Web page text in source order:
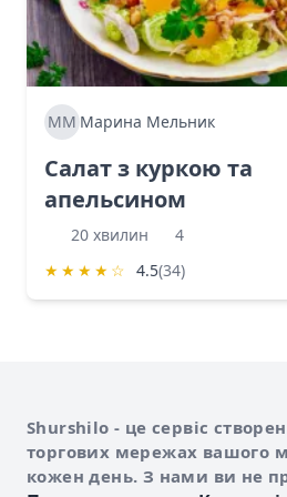
ММ Марина Мельник
Салат з куркою та
апельсином
20 хвилин
4
★ ★ ★ ★ ☆ 4.5(34)
Про сервіс Shurshilo
Shurshilo - це сервіс
торгових мережах вашого
кожен день. З нами ви не